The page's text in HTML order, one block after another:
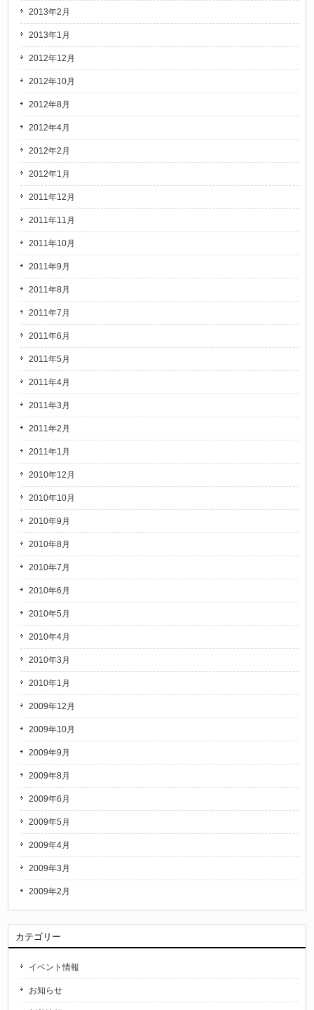
2013年2月
2013年1月
2012年12月
2012年10月
2012年8月
2012年4月
2012年2月
2012年1月
2011年12月
2011年11月
2011年10月
2011年9月
2011年8月
2011年7月
2011年6月
2011年5月
2011年4月
2011年3月
2011年2月
2011年1月
2010年12月
2010年10月
2010年9月
2010年8月
2010年7月
2010年6月
2010年5月
2010年4月
2010年3月
2010年1月
2009年12月
2009年10月
2009年9月
2009年8月
2009年6月
2009年5月
2009年4月
2009年3月
2009年2月
カテゴリー
イベント情報
お知らせ